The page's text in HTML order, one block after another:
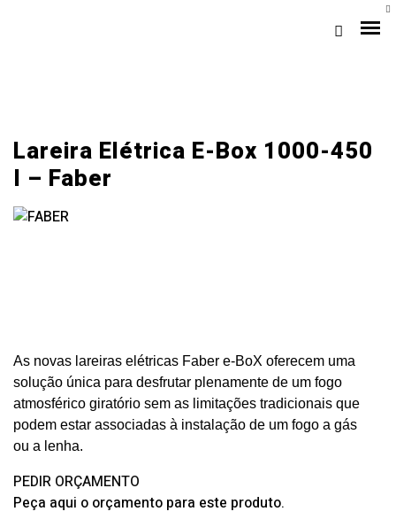
Assistência
Pós-venda
Lareira Elétrica E-Box 1000-450
I – Faber
As novas lareiras elétricas Faber e-BoX oferecem uma
solução única para desfrutar plenamente de um fogo
atmosférico giratório sem as limitações tradicionais que
podem estar associadas à instalação de um fogo a gás
ou a lenha.
PEDIR ORÇAMENTO
Peça aqui o orçamento para este produto.